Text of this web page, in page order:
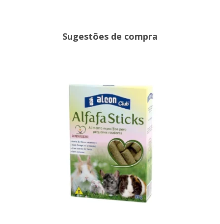
Sugestões de compra